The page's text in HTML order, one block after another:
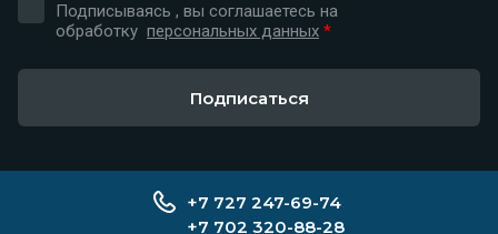
Подписываясь , вы соглашаетесь на
обработку персональных данных *
Подписаться
+7 727 247-69-74
+7 702 320-88-28